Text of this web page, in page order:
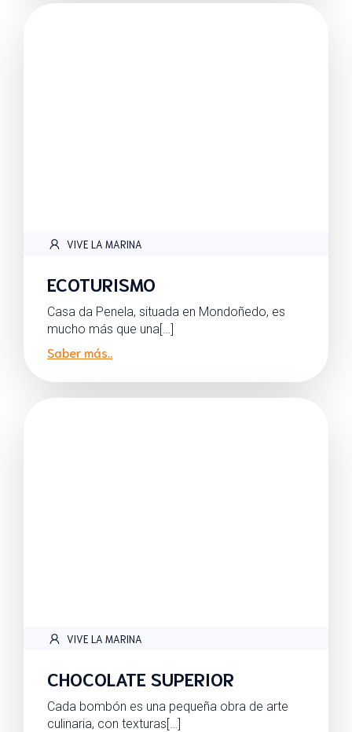
VIVE LA MARINA
ECOTURISMO
Casa da Penela, situada en Mondoñedo, es
mucho más que una[…]
Saber más..
VIVE LA MARINA
CHOCOLATE SUPERIOR
Cada bombón es una pequeña obra de arte
culinaria, con texturas[…]